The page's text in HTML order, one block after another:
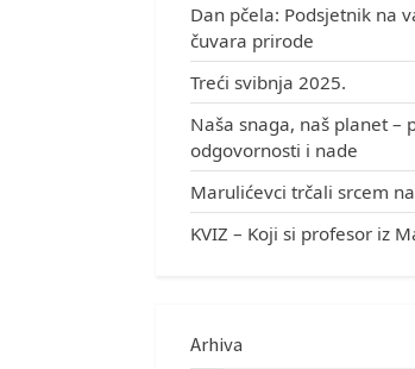
Dan pčela: Podsjetnik na
čuvara prirode
Treći svibnja 2025.
Naša snaga, naš planet –
odgovornosti i nade
Marulićevci trčali srcem na
KVIZ – Koji si profesor iz
Arhiva